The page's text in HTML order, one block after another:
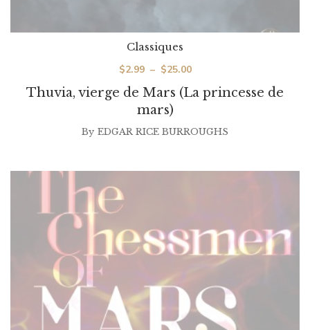
Thuvia, vierge de Mars (La princesse de
mars)
Classiques
$2.99 – $25.00Plage
de
$2.99
By EDGAR RICE BURROUGHS